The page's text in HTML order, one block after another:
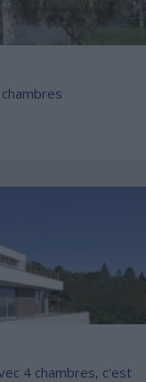
4 chambres, c'est